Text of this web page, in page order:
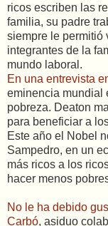
ricos escriben las
familia, su padre
siempre le permitió
integrantes de la
mundo laboral.
En una entrevista
eminencia mundial
pobreza. Deaton
para beneficiar a
Este año el Nobel
Sampedro, en un
más ricos a los
hacer menos
No le ha debido
Carbó, asiduo